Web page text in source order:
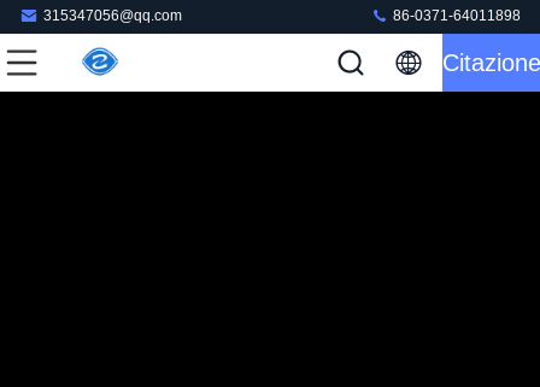
315347056@qq.com 86-0371-64011898
Citazione